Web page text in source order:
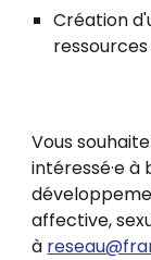
Création
Vous souh
intéressé·e
affective,
à